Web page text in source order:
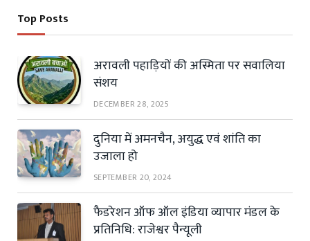
Top Posts
अरावली पहाड़ियों की अस्मिता पर सवालिया
संशय
DECEMBER 28, 2025
दुनिया में अमनचैन, अयुद्ध एवं शांति का
उजाला हो
SEPTEMBER 20, 2024
फैडरेशन ऑफ ऑल इंडिया व्यापार मंडल के
प्रतिनिधि: राजेश्वर पैन्यूली